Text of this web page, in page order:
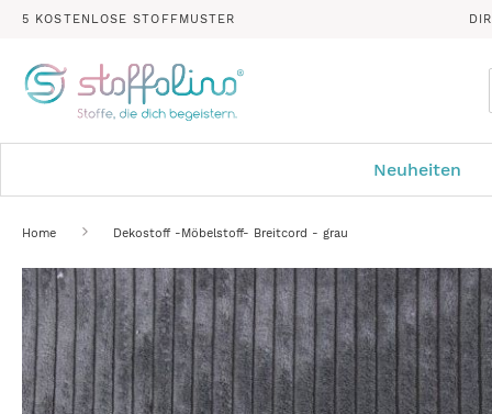
5 KOSTENLOSE STOFFMUSTER
Neuheiten
Home Dekostoff -Möbelstoff- Breitcord - grau
Zum
Ende
der
Bildergalerie
springen